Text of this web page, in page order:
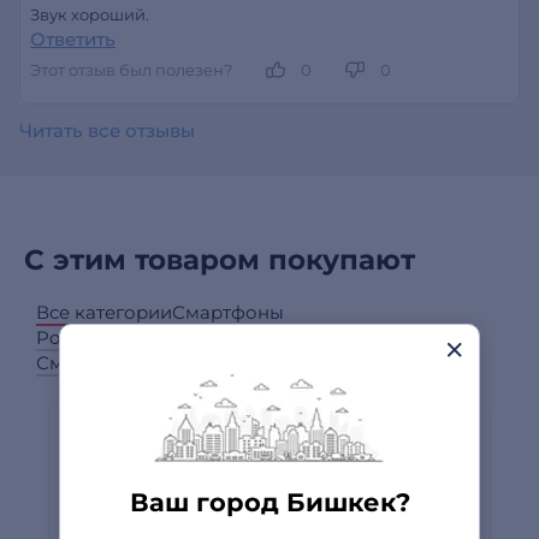
Ваш город Бишкек?
Звук хороший.
Ответить
Этот отзыв был полезен? 0 0
Читать все отзывы
С этим товаром покупают
Все категорииСмартфоны
Power bank (мобильные аккумуляторы)
Смарт-часы